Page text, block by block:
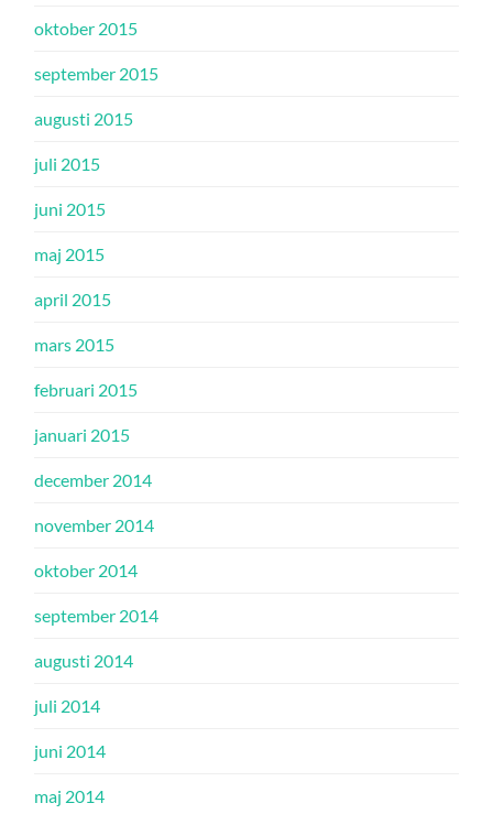
oktober 2015
september 2015
augusti 2015
juli 2015
juni 2015
maj 2015
april 2015
mars 2015
februari 2015
januari 2015
december 2014
november 2014
oktober 2014
september 2014
augusti 2014
juli 2014
juni 2014
maj 2014